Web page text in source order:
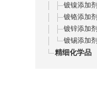
镀镍添加剂
镀铬添加剂
镀锌添加剂
镀锡添加剂
精细化学品